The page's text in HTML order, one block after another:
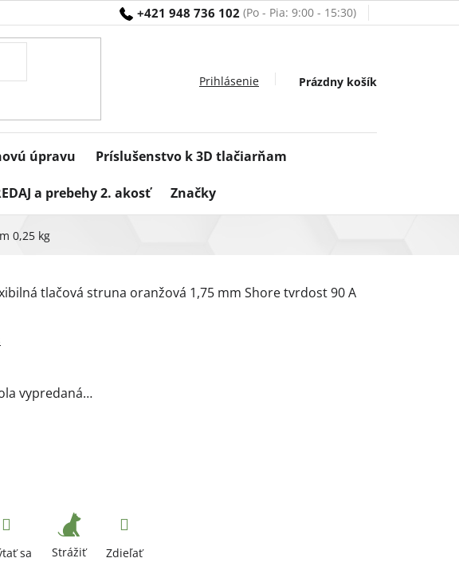
+421 948 736 102
Nákupný
Prázdny košík
úpravu Príslušenstvo k 3D tlačiarňam
a prebehy 2. akosť Značky
0,25 kg
vypredaná…
tlačová struna oranžová 1,75 mm Shore tvrdost 90 A
sa Strážiť Zdieľať